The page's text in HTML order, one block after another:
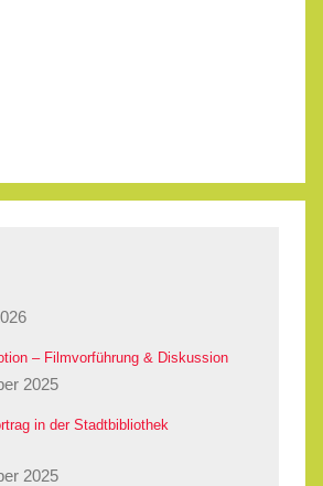
– Filmvorführung & Diskussion
2025
in der Stadtbibliothek
2025